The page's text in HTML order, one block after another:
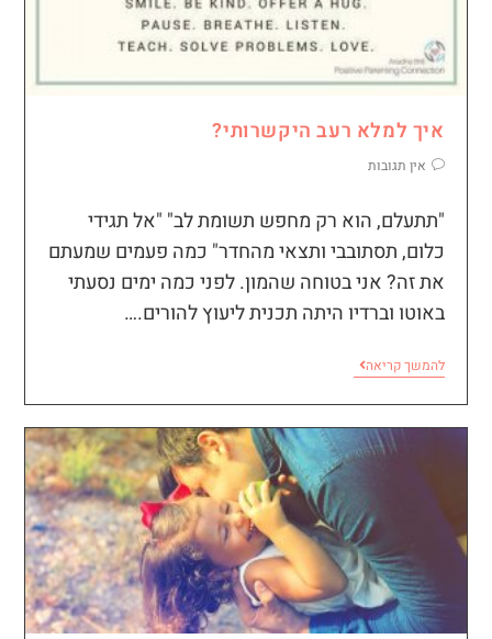
איך למלא רעב היקשרותי?
אין תגובות
"תתעלם, הוא רק מחפש תשומת לב" "אל תגידי
כלום, תסתובבי ותצאי מהחדר" כמה פעמים שמעתם
את זה? אני בטוחה שהמון. לפני כמה ימים נסעתי
באוטו וברדיו היתה תכנית ליעוץ להורים.…
להמשך קריאה